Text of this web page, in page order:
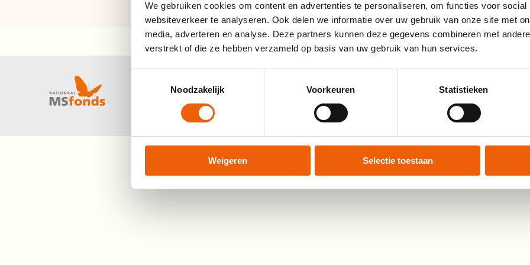
We gebruiken cookies om content en advertenties te personaliseren, om functies voor
websiteverkeer te analyseren. Ook delen we informatie over uw gebruik van onze site met
media, adverteren en analyse. Deze partners kunnen deze gegevens combineren met
verstrekt of die ze hebben verzameld op basis van uw gebruik van hun services.
Noodzakelijk
Voorkeuren Statistieken
Weigeren Selectie toestaan
© 2026